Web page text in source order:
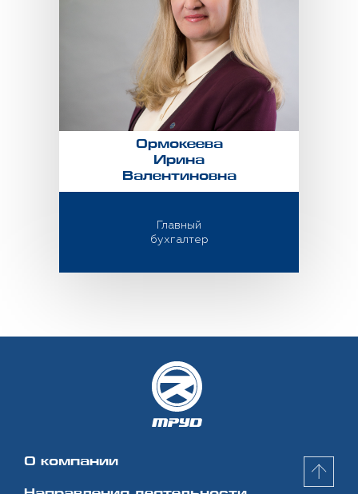
Ормокеева
Ирина
Валентиновна
Главный
бухгалтер
О компании